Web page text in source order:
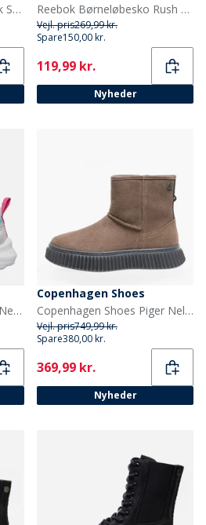
Lagooners Piger Elmbrook Stribet Hættetrøje Bright Pink
Reebok Børneløbesko Rush Runner 5 med elastiksnørebånd og velcrorem Neutral Vector Blue/Vector Blue/Hvid
Vejl. pris269,99 kr.
Spare150,00 kr.
Current
119,99 kr.
Nyheder
Reebok Piger Let Spinner Neutrale Løbesko Mist Grey/True Pink/Aqua
Copenhagen Shoes
Copenhagen Shoes Piger Nelly Støvler 0241 Cognac
Vejl. pris749,99 kr.
Spare380,00 kr.
Current
369,99 kr.
Nyheder